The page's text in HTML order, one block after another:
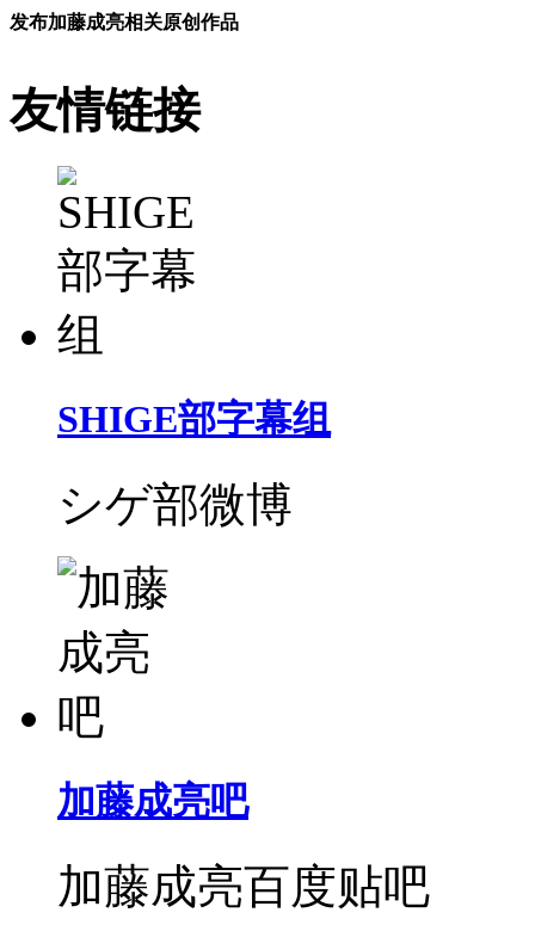
发布加藤成亮相关原创作品
友情链接
SHIGE部字幕组
シゲ部微博
加藤成亮吧
加藤成亮百度贴吧